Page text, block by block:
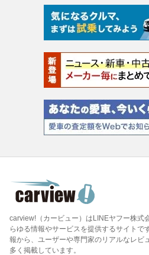
carview!（カービュー）はLINEヤフー株式
らゆる情報やサービスを提供するサイトで
報から、ユーザーや専門家のリアルなレビ
多く掲載しています。